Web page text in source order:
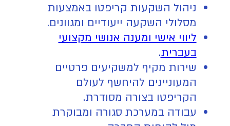
ניהול השקעות קריפטו באמצעות
מסלולי השקעה ייעודיים ומגוונים.
ליווי אישי ומענה אנושי מקצועי
בעברית.
שירות מקיף למשקיעים פרטיים
המעוניינים להיחשף לעולם
הקריפטו בצורה מסודרת.
עבודה במערכת סגורה ומבוקרת